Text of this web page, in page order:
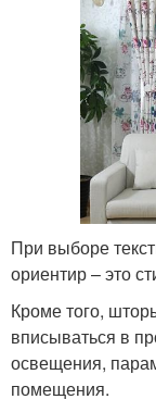
При выборе
ориентир – это
Кроме того,
вписываться в
освещения,
помещения.